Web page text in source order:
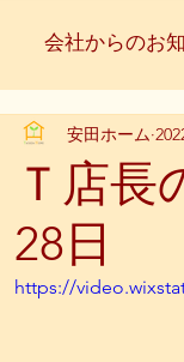
会社からのお
Ｔ店
28日
安田ホーム
https://